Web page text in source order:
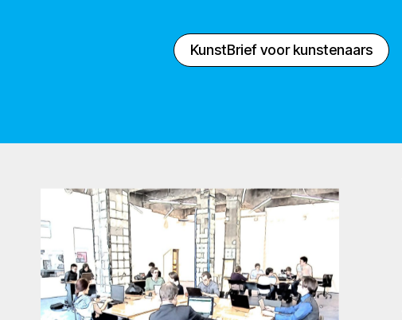
KunstBrief voor kunstenaars